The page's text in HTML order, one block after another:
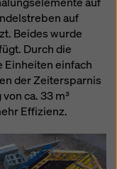
auf
Beides wurde
Durch die
Einheiten einfach
der Zeitersparnis
ca. 33 m³
Effizienz.